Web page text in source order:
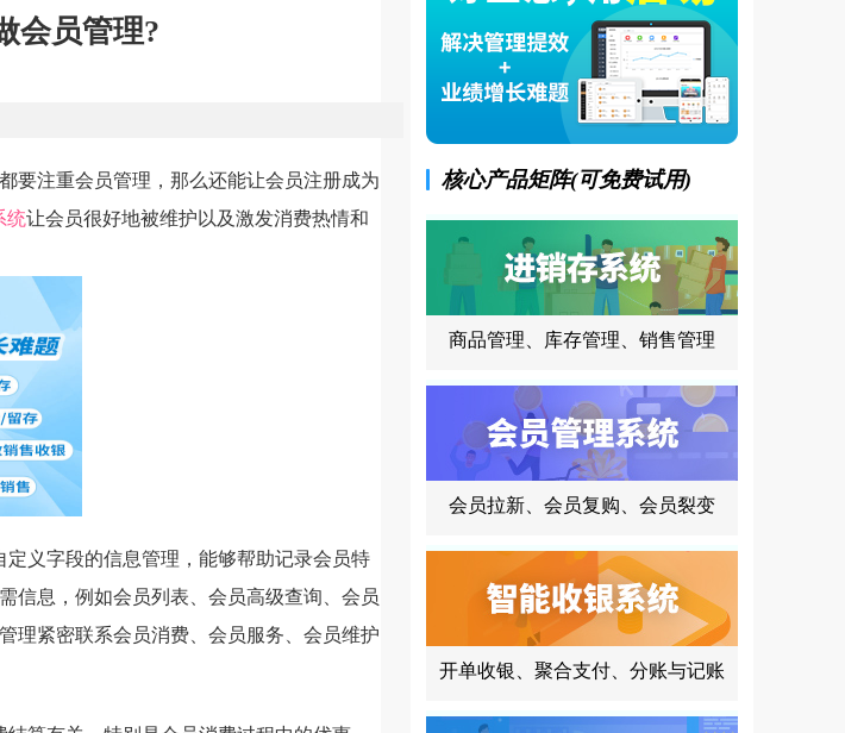
会员管理?
注重会员管理，那么还能让会员注册成为
统让会员很好地被维护以及激发消费热情和
义字段的信息管理，能够帮助记录会员特
信息，例如会员列表、会员高级查询、会员
理紧密联系会员消费、会员服务、会员维护
核心产品矩阵(可免费试用)
商品管理、库存管理、销售管理
会员拉新、会员复购、会员裂变
开单收银、聚合支付、分账与记账